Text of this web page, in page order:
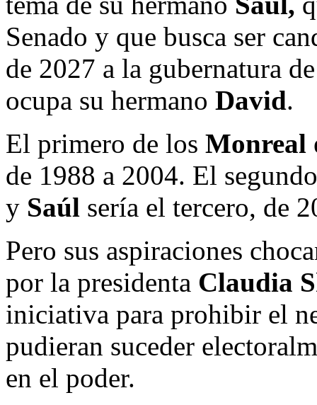
Senado y que busca ser
de 2027 a la gubernatura
ocupa su hermano David.
El primero de los Monreal
de 1988 a 2004. El
y Saúl sería el tercero, de
Pero sus aspiraciones
por la presidenta Claudia
iniciativa para prohibir el
pudieran suceder
en el poder.